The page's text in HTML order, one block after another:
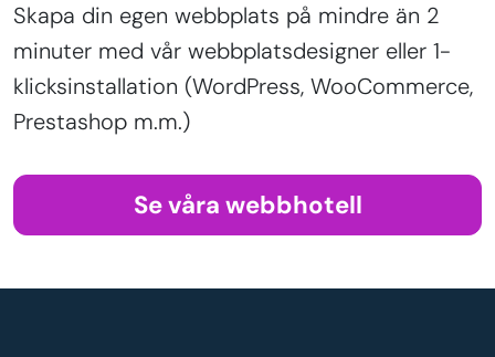
Skapa din egen webbplats på mindre än 2
minuter med vår webbplatsdesigner eller 1-
klicksinstallation (WordPress, WooCommerce,
Prestashop m.m.)
Se våra webbhotell